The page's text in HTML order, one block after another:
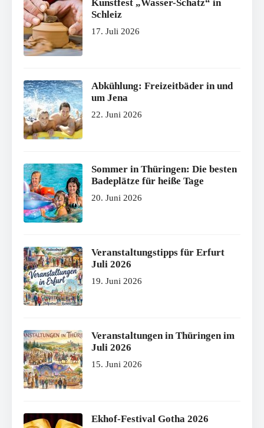
Kunstfest „Wasser-Schatz“ in
Schleiz
17. Juli 2026
Abkühlung: Freizeitbäder in und
um Jena
22. Juni 2026
Sommer in Thüringen: Die besten
Badeplätze für heiße Tage
20. Juni 2026
Veranstaltungstipps für Erfurt
Juli 2026
19. Juni 2026
Veranstaltungen in Thüringen im
Juli 2026
15. Juni 2026
Ekhof-Festival Gotha 2026